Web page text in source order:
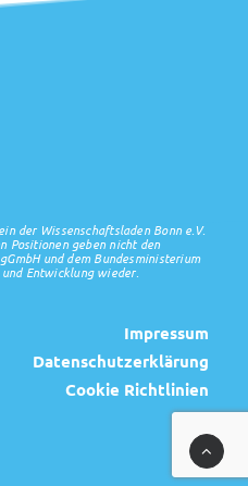
der Wissenschaftsladen Bonn e.V.
Positionen geben nicht den
und dem Bundesministerium
Entwicklung wieder.
Impressum
Datenschutzerklärung
Cookie Richtlinien